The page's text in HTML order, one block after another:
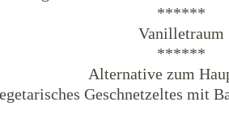
******
Vanilletraum
******
Alternative zum
Geschnetzeltes mit